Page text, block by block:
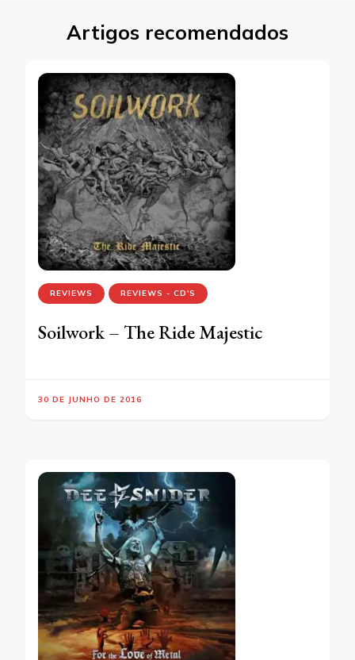
Artigos recomendados
REVIEWS REVIEWS - CD'S
Soilwork – The Ride Majestic
30 DE JUNHO DE 2016